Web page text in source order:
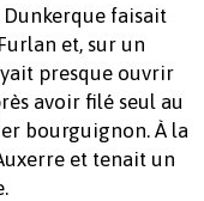
Dunkerque faisait
et, sur un
presque ouvrir
avoir filé seul au
bourguignon. À la
et tenait un